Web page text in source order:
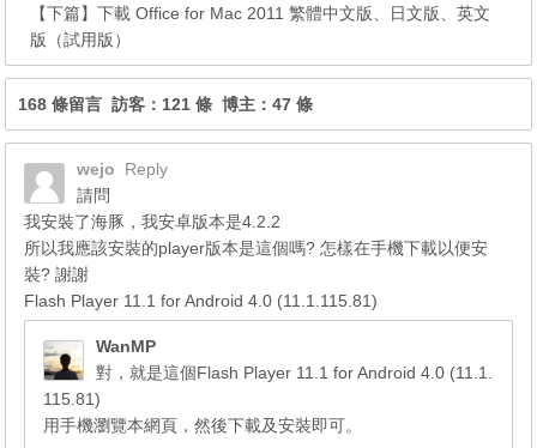
【下篇】下載 Office for Mac 2011 繁體中文版、日文版、英文
版（試用版）
168 條留言 訪客：121 條 博主：47 條
wejo
Reply
請問
我安裝了海豚，我安卓版本是4.2.2
所以我應該安裝的player版本是這個嗎? 怎樣在手機下載以便安
裝? 謝謝
Flash Player 11.1 for Android 4.0 (11.1.115.81)
WanMP
對，就是這個Flash Player 11.1 for Android 4.0 (11.1.
115.81)
用手機瀏覽本網頁，然後下載及安裝即可。